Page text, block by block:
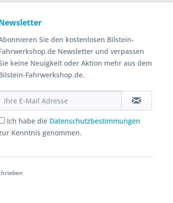
Sie den kostenlosen Bilstein-
Newsletter und verpassen
keine Neuigkeit oder Aktion mehr aus dem
Fahrwerkshop.de.
Ich habe die Datenschutzbestimmungen
Kenntnis genommen.